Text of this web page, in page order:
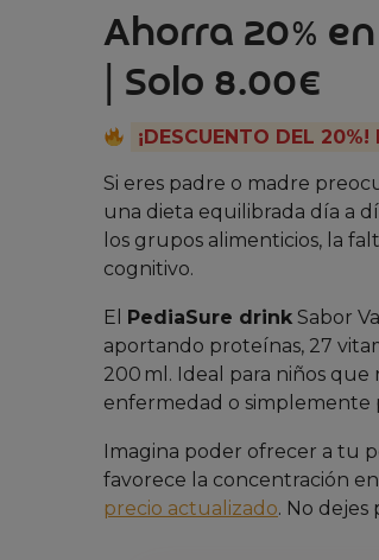
Ahorra 20%
| Solo 8.00€
¡DESCUENTO DEL
Si eres padre o madre
una dieta equilibrada día a
los grupos alimenticios, la
cognitivo.
El PediaSure drink Sabor
aportando proteínas, 27
200 ml. Ideal para niños
enfermedad o simplemente
Imagina poder ofrecer a tu
favorece la concentración
precio actualizado. No dejes